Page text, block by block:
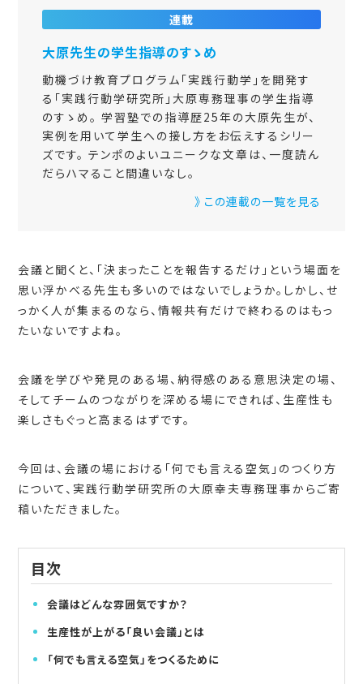
連載
大原先生の学生指導のすゝめ
動機づけ教育プログラム「実践行動学」を開発す
る「実践行動学研究所」大原専務理事の学生指導
のすゝめ。 学習塾での指導歴25年の大原先生が、
実例を用いて学生への接し方をお伝えするシリー
ズです。 テンポのよいユニークな文章は、一度読ん
だらハマること間違いなし。
》 この連載の一覧を見る
会議と聞くと、「決まったことを報告するだけ」という場面を
思い浮かべる先生も多いのではないでしょうか。しかし、せ
っかく人が集まるのなら、情報共有だけで終わるのはもっ
たいないですよね。
会議を学びや発見のある場、納得感のある意思決定の場、
そしてチームのつながりを深める場にできれば、生産性も
楽しさもぐっと高まるはずです。
今回は、会議の場における「何でも言える空気」のつくり方
について、実践行動学研究所の大原幸夫専務理事からご寄
稿いただきました。
目次
会議はどんな雰囲気ですか？
生産性が上がる「良い会議」とは
「何でも言える空気」をつくるために